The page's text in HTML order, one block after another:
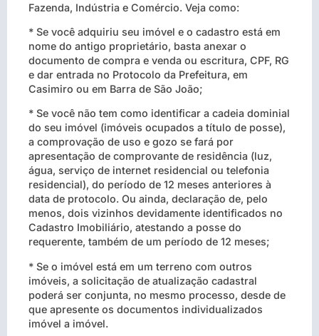
Fazenda, Indústria e Comércio. Veja como:
* Se você adquiriu seu imóvel e o cadastro está em
nome do antigo proprietário, basta anexar o
documento de compra e venda ou escritura, CPF, RG
e dar entrada no Protocolo da Prefeitura, em
Casimiro ou em Barra de São João;
* Se você não tem como identificar a cadeia dominial
do seu imóvel (imóveis ocupados a título de posse),
a comprovação de uso e gozo se fará por
apresentação de comprovante de residência (luz,
água, serviço de internet residencial ou telefonia
residencial), do período de 12 meses anteriores à
data de protocolo. Ou ainda, declaração de, pelo
menos, dois vizinhos devidamente identificados no
Cadastro Imobiliário, atestando a posse do
requerente, também de um período de 12 meses;
* Se o imóvel está em um terreno com outros
imóveis, a solicitação de atualização cadastral
poderá ser conjunta, no mesmo processo, desde de
que apresente os documentos individualizados
imóvel a imóvel.